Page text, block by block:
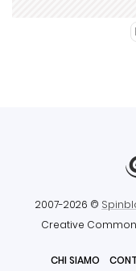
2007-2026 ©
Creative
CHI SIAMO